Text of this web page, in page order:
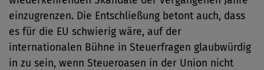
einzugrenzen. Die Entschließung betont auch, dass
es für die EU schwierig wäre, auf der
internationalen Bühne in Steuerfragen glaubwürdig
in zu sein, wenn Steueroasen in der Union nicht